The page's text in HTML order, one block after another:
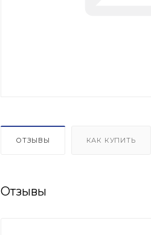
ОТЗЫВЫ КАК КУПИТЬ
Отзывы